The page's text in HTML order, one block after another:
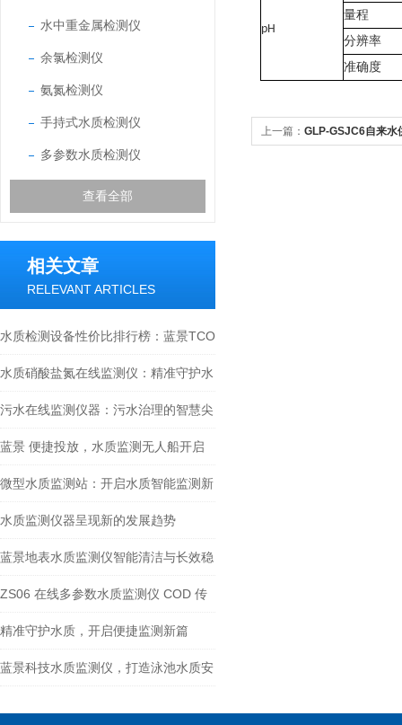
水中重金属检测仪
余氯检测仪
氨氮检测仪
手持式水质检测仪
多参数水质检测仪
查看全部
相关文章
RELEVANT ARTICLES
水质检测设备性价比排行榜：蓝景TCO
总拥有成本领-先全球
水质硝酸盐氮在线监测仪：精准守护水
环境的科技卫士
污水在线监测仪器：污水治理的智慧尖
兵
蓝景 便捷投放，水质监测无人船开启
高效作业新篇
微型水质监测站：开启水质智能监测新
时代
水质监测仪器呈现新的发展趋势
蓝景地表水质监测仪智能清洁与长效稳
定参数优势
ZS06 在线多参数水质监测仪 COD 传
感器工作原理与优势
精准守护水质，开启便捷监测新篇
——ZS07 微型水质监测仪
蓝景科技水质监测仪，打造泳池水质安
pH
量程
分辨率
准确度
上一篇： GLP-GSJC6自来水